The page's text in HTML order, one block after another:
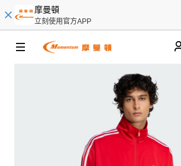
摩曼頓
立刻使用官方APP